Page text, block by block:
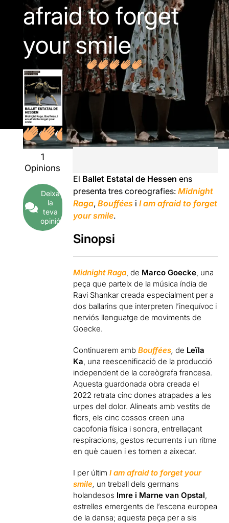
afraid to forget
your smile
1
Opinions
Deixa
la
teva
opinió
El Ballet Estatal de Hessen ens
presenta tres coreografies: Midnight
Raga,Bouffées i I am afraid to forget
your smile.
Sinopsi
Midnight Raga, de Marco Goecke, una
peça que parteix de la música índia de
Ravi Shankar creada especialment per a
dos ballarins que interpreten l’inequívoc i
nerviós llenguatge de moviments de
Goecke.
Continuarem ambBouffées, de Leïla
Ka, una reescenificació de la producció
independent de la coreògrafa francesa.
Aquesta guardonada obra creada el
2022 retrata cinc dones atrapades a les
urpes del dolor. Alineats amb vestits de
flors, els cinc cossos creen una
cacofonia física i sonora, entrellaçant
respiracions, gestos recurrents i un ritme
en què cauen i es tornen a aixecar.
I per últimI am afraid to forget your
smile, un treball dels germans
holandesos Imre i Marne van Opstal,
estrelles emergents de l’escena europea
de la dansa; aquesta peça per a sis